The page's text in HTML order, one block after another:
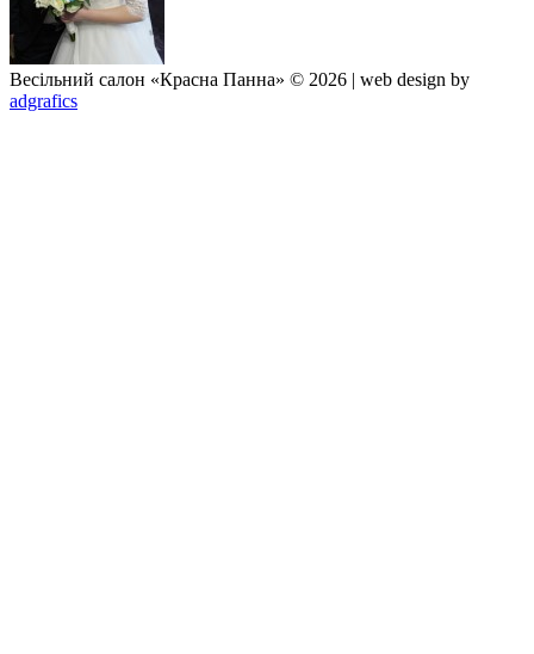
Весільний салон «Красна Панна» © 2026 | web design by
adgrafics